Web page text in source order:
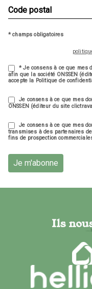
* champs obligatoires
* Je consens à ce que mes
afin que la société ONSSEN
accepte la Politique de
Je consens à ce que mes
ONSSEN (éditeur du site
Je consens à ce que mes
transmises à des partenaires
fins de prospection
Je m'abonne
Ils